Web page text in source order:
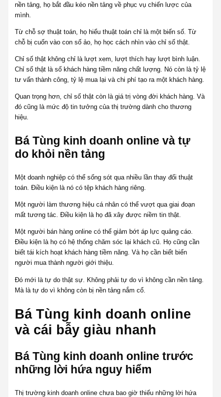
nền tảng, họ bắt đầu kéo nền tảng về phục vụ chiến lược của
mình.
Từ chỗ sợ thuật toán, họ hiểu thuật toán chỉ là một biến số. Từ
chỗ bị cuốn vào con số ảo, họ học cách nhìn vào chỉ số thật.
Chỉ số thật không chỉ là lượt xem, lượt thích hay lượt bình luận.
Chỉ số thật là số khách hàng tiềm năng chất lượng. Nó còn là tỷ lệ
tư vấn thành công, tỷ lệ mua lại và chi phí tạo ra một khách hàng.
Quan trọng hơn, chỉ số thật còn là giá trị vòng đời khách hàng. Và
đó cũng là mức độ tin tưởng của thị trường dành cho thương
hiệu.
Bá Tùng kinh doanh online và tự
do khỏi nền tảng
Một doanh nghiệp có thể sống sót qua nhiều lần thay đổi thuật
toán. Điều kiện là nó có tệp khách hàng riêng.
Một người làm thương hiệu cá nhân có thể vượt qua giai đoạn
mất tương tác. Điều kiện là họ đã xây được niềm tin thật.
Một người bán hàng online có thể giảm bớt áp lực quảng cáo.
Điều kiện là họ có hệ thống chăm sóc lại khách cũ. Họ cũng cần
biết tái kích hoạt khách hàng tiềm năng. Và họ cần biết biến
người mua thành người giới thiệu.
Đó mới là tự do thật sự. Không phải tự do vì không cần nền tảng.
Mà là tự do vì không còn bị nền tảng nắm cổ.
Bá Tùng kinh doanh online
và cái bẫy giàu nhanh
Bá Tùng kinh doanh online trước
những lời hứa nguy hiểm
Thị trường kinh doanh online chưa bao giờ thiếu những lời hứa